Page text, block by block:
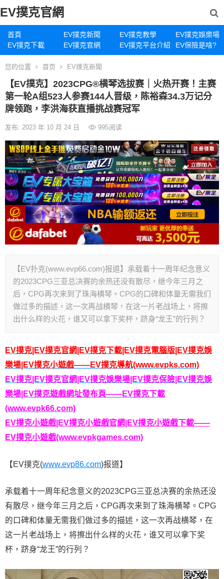
EV撲克官網
首頁 EV撲克新聞 EV撲克教學
EV撲克娛樂場
EV撲克下載
EV撲克官網 EV撲克平台介紹 EV保險是啥?
您的位置 首页 EV撲克新聞
【EV撲克】2023CPG®横琴选拔赛｜火热开赛！主赛
第一轮A组523人参赛144人晋级，陈裕森34.3万记分
牌领跑，李洪海获直播挑战赛冠军
发布: 2023 年 10 月 24 日 995阅读
【EV扑克(www.evp66.com)报道】承载着十一周年纪念意义
的2023CPG三亚总决赛的余热还没有散尽，继今年三月之
后，CPG再次来到了珠海横琴。CPG的口碑和体量无需我们
做过多的描述，这一次再战横琴，在这一片老战场上，将擦
出什么样的火花，谁又可以拿下奖杯，跻身“龙王”的行列？
EV撲克|EV撲克官網|EV撲克下載|EV撲克電腦版|EV撲克娛
樂場|EV撲克小遊戲——EV撲克導航(www.evpks.com)
EV撲克|EV撲克官網|EV撲克娛樂場|EV撲克保險|EV撲克娛
樂場|EV撲克遊戲網址發布頁——EV撲克下載
(www.evpk66.com)
EV撲克小遊戲|EV撲克小遊戲官網|EV撲克小遊戲下載——
EV撲克小遊戲(www.evpkgames.com)
【EV撲克(www.evp86.com)报道】
承载着十一周年纪念意义的2023CPG三亚总决赛的余热还没
有散尽，继今年三月之后，CPG再次来到了珠海横琴。CPG
的口碑和体量无需我们做过多的描述，这一次再战横琴，在
这一片老战场上，将擦出什么样的火花，谁又可以拿下奖
杯，跻身“龙王”的行列？